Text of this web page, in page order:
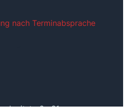
nach Terminabsprache